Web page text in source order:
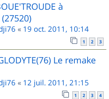
à
(27520)
« 19 oct. 2011, 10:14
1 2 3
Le remake
« 12 juil. 2011, 21:15
1 2 3 4